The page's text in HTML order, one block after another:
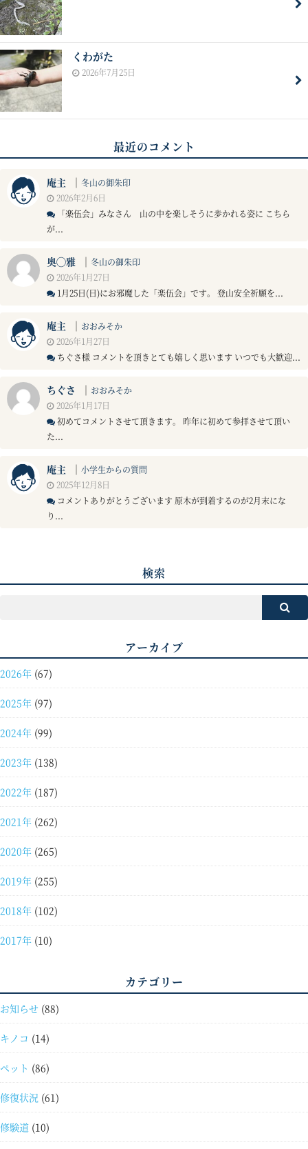
くわがた
2026年7月25日
最近のコメント
庵主 ｜ 冬山の御朱印
2026年2月6日
「楽伍会」みなさん 山の中を楽しそうに歩かれる姿に こちら
が...
奥◯雅 ｜ 冬山の御朱印
2026年1月27日
1月25日(日)にお邪魔した「楽伍会」です。 登山安全祈願を...
庵主 ｜ おおみそか
2026年1月27日
ちぐさ様 コメントを頂きとても嬉しく思います いつでも大歓迎...
ちぐさ ｜ おおみそか
2026年1月17日
初めてコメントさせて頂きます。 昨年に初めて参拝させて頂い
た...
庵主 ｜ 小学生からの質問
2025年12月8日
コメントありがとうございます 原木が到着するのが2月末にな
り...
検索
アーカイブ
2026年 (67)
2025年 (97)
2024年 (99)
2023年 (138)
2022年 (187)
2021年 (262)
2020年 (265)
2019年 (255)
2018年 (102)
2017年 (10)
カテゴリー
お知らせ (88)
キノコ (14)
ペット (86)
修復状況 (61)
修験道 (10)